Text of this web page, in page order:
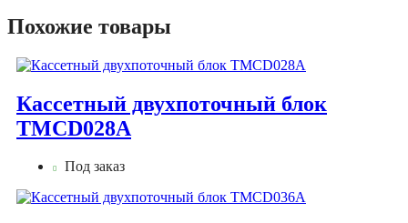
Похожие товары
Кассетный двухпоточный блок
TMCD028A
Под заказ